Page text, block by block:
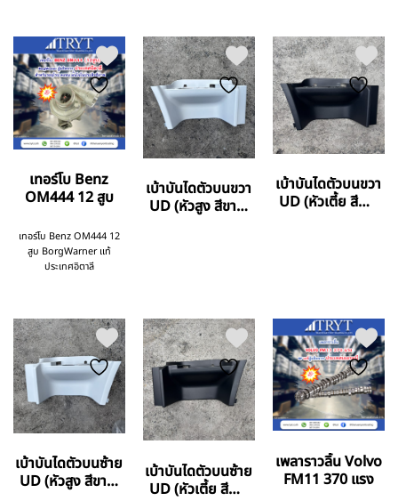
เทอร์โบ Benz
OM444 12 สูบ
เทอร์โบ Benz OM444 12
สูบ BorgWarner แท้
ประเทศอิตาลี
เบ้าบันไดตัวบนขวา
UD (หัวสูง สีขาว)
เบ้าบันไดตัวบนขวา
UD (หัวเตี้ย สีดำ)
เบ้าบันไดตัวบนซ้าย
UD (หัวสูง สีขาว)
เบ้าบันไดตัวบนซ้าย
UD (หัวเตี้ย สีดำ)
เพลาราวลิ้น Volvo
FM11 370 แรง